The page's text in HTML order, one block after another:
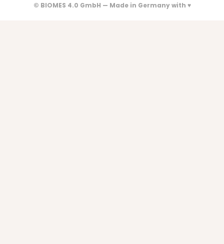
© BIOMES 4.0 GmbH — Made in Germany with ♥